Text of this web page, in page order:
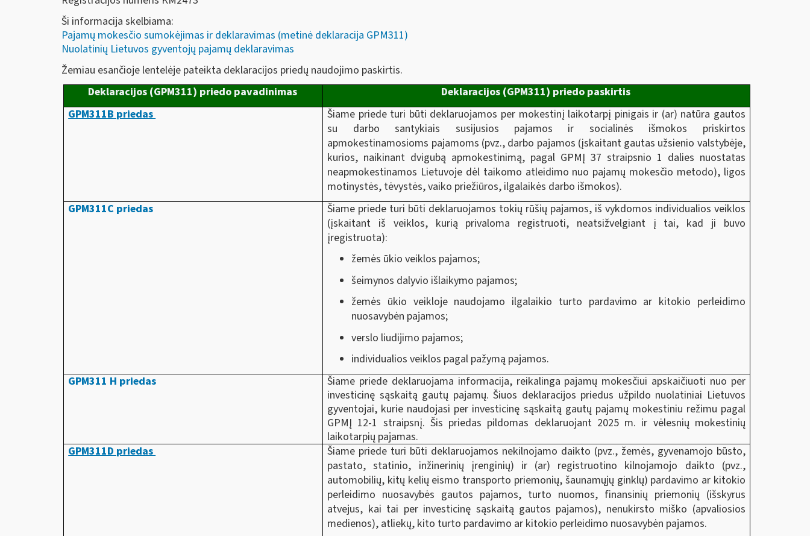
Ši informacija skelbiama:
Pajamų mokesčio sumokėjimas ir deklaravimas (metinė deklaracija GPM311)
Nuolatinių Lietuvos gyventojų pajamų deklaravimas
Žemiau esančioje lentelėje pateikta deklaracijos priedų naudojimo paskirtis.
Deklaracijos (GPM311) priedo pavadinimas
Deklaracijos (GPM311) priedo paskirtis
GPM311B priedas
Šiame priede turi būti deklaruojamos per mokestinį laikotarpį pinigais ir (ar) natūra gautos
su darbo santykiais susijusios pajamos ir socialinės išmokos priskirtos
apmokestinamosioms pajamoms (pvz., darbo pajamos (įskaitant gautas užsienio valstybėje,
kurios, naikinant dvigubą apmokestinimą, pagal GPMĮ 37 straipsnio 1 dalies nuostatas
neapmokestinamos Lietuvoje dėl taikomo atleidimo nuo pajamų mokesčio metodo), ligos
motinystės, tėvystės, vaiko priežiūros, ilgalaikės darbo išmokos).
GPM311C priedas
Šiame priede turi būti deklaruojamos tokių rūšių pajamos, iš vykdomos individualios veiklos
(įskaitant iš veiklos, kurią privaloma registruoti, neatsižvelgiant į tai, kad ji buvo
įregistruota):
žemės ūkio veiklos pajamos;
šeimynos dalyvio išlaikymo pajamos;
žemės ūkio veikloje naudojamo ilgalaikio turto pardavimo ar kitokio perleidimo
nuosavybėn pajamos;
verslo liudijimo pajamos;
individualios veiklos pagal pažymą pajamos.
GPM311 H priedas
Šiame priede deklaruojama informacija, reikalinga pajamų mokesčiui apskaičiuoti nuo per
investicinę sąskaitą gautų pajamų. Šiuos deklaracijos priedus užpildo nuolatiniai Lietuvos
gyventojai, kurie naudojasi per investicinę sąskaitą gautų pajamų mokestiniu režimu pagal
GPMĮ 12-1 straipsnį. Šis priedas pildomas deklaruojant 2025 m. ir vėlesnių mokestinių
laikotarpių pajamas.
GPM311D priedas
Šiame priede turi būti deklaruojamos nekilnojamo daikto (pvz., žemės, gyvenamojo būsto,
pastato, statinio, inžinerinių įrenginių) ir (ar) registruotino kilnojamojo daikto (pvz.,
automobilių, kitų kelių eismo transporto priemonių, šaunamųjų ginklų) pardavimo ar kitokio
perleidimo nuosavybės gautos pajamos, turto nuomos, finansinių priemonių (išskyrus
atvejus, kai tai per investicinę sąskaitą gautos pajamos), nenukirsto miško (apvaliosios
medienos), atliekų, kito turto pardavimo ar kitokio perleidimo nuosavybėn pajamos.